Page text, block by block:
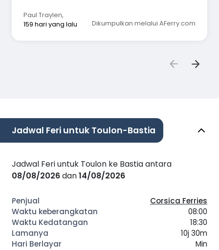
untuk berbicara bahasa Prancis, tetapi ini
adalah bisnis pariwisata. Namun secara
keseluruhan saya menikmatinya.
Paul Traylen,
159 hari yang lalu
Dikumpulkan melalui AFerry.com
Jadwal Feri untuk Toulon-Bastia
Jadwal Feri untuk Toulon ke Bastia antara
08/08/2026dan14/08/2026
Corsica Ferries
08:00
18:30
10j 30m
Min